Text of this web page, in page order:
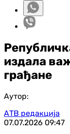
издала
грађане
Аутор:
АТВ редакција
07.07.2026 09:47